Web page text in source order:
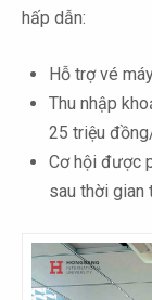
hấp dẫn:
Hỗ trợ vé
Thu nhập
25 triệu
Cơ hội được
sau thời gian